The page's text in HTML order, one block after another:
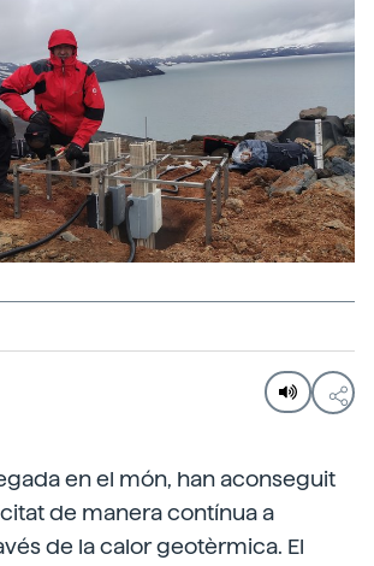
en el món, han aconseguit
de manera contínua a
de la calor geotèrmica. El